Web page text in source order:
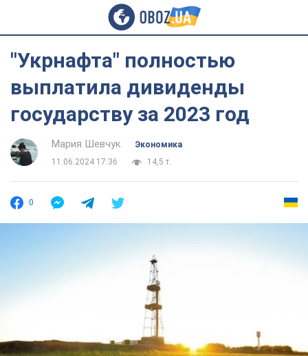
"Укрнафта" полностью
выплатила дивиденды
государству за 2023 год
Мария Шевчук
Экономика
11.06.2024 17:36
14,5 т.
0